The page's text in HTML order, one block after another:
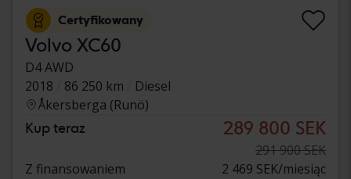
Certyfikowany
Volvo XC60
D4 AWD
2018
86 250 km
Diesel
Åkersberga (Runö)
Kup teraz 289 800 SEK
291 900 SEK
Z finansowaniem
2 469 SEK/miesiąc